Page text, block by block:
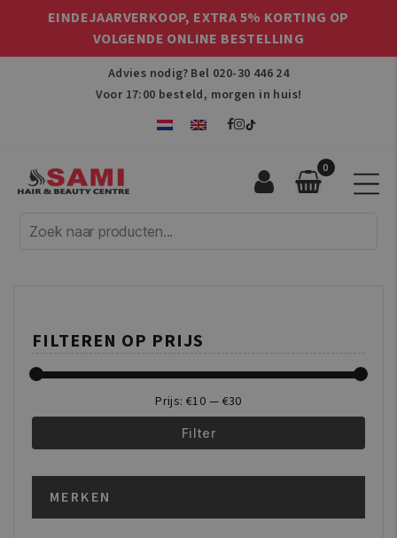
EINDEJAARVERKOOP, EXTRA 5% KORTING OP
VOLGENDE ONLINE BESTELLING
Advies nodig? Bel 020-30 446 24
Voor 17:00 besteld, morgen in huis!
Afro
Hair
0
FILTEREN OP PRIJS
Filter
Prijs:€10 — €30
MERKEN